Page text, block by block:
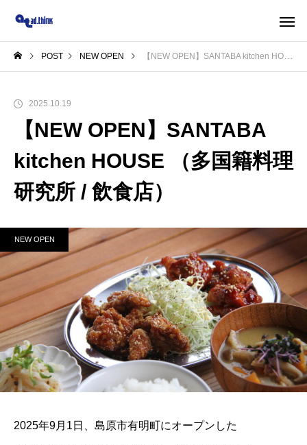
POST NEW OPEN 【NEW OPEN】SANTABA kitchen HOUSE （多国籍料理研究所 / 飲食店）
2025.10.19
【NEW OPEN】SANTABA
kitchen HOUSE （多国籍料理
研究所 / 飲食店）
NEW OPEN
2025年9月1日、島原市有明町にオープンした